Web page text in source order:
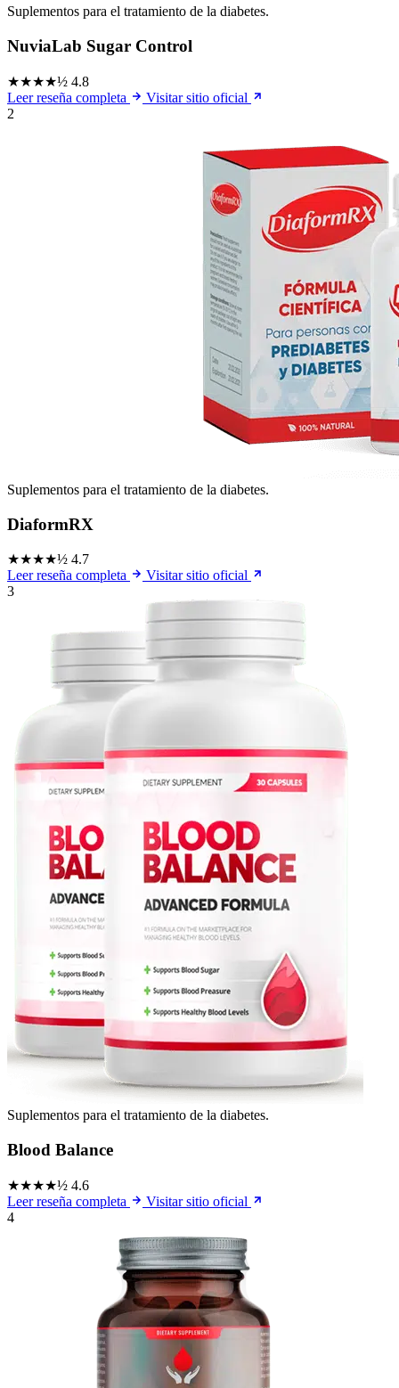
Suplementos para el tratamiento de la diabetes.
NuviaLab Sugar Control
★★★★½ 4.8
Leer reseña completa
Visitar sitio oficial
2
Suplementos para el tratamiento de la diabetes.
DiaformRX
★★★★½ 4.7
Leer reseña completa
Visitar sitio oficial
3
Suplementos para el tratamiento de la diabetes.
Blood Balance
★★★★½ 4.6
Leer reseña completa
Visitar sitio oficial
4